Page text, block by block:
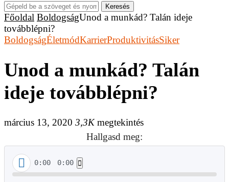
Keresés
Főoldal BoldogságUnod a munkád? Talán ideje
továbblépni?
BoldogságÉletmódKarrierProduktivitásSiker
Unod a munkád? Talán
ideje továbblépni?
március 13, 2020 3,3Kmegtekintés
Hallgasd meg:
0:00 0:00